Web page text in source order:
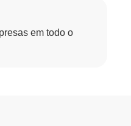
em todo o